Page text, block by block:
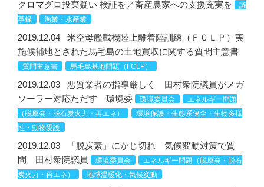
クロマグロ投棄疑い 検証を／畜産農家への支援充実を
議
事録
漁業・水産業
2019.12.04
米空母艦載機陸上離着陸訓練（ＦＣＬＰ）実
施候補地とされた馬毛島の土地買収に関する質問主意書
質問主意書 馬毛島基地問題（FCLP）
2019.12.03
悪質業者の指導厳しく 田村衆院議員がメガ
ソーラー対応ただす 環境委
環境委員会
エネルギー問題
（脱原発・脱石炭火力・再エネ）
環境保護・生態系保全・生物多様
性・動物愛護
2019.12.03
「脱炭素」にかじ切れ 気候変動対策で質
問 田村衆院議員
環境委員会
エネルギー問題（脱原発・脱石
炭火力・再エネ）
地球温暖化・気候変動